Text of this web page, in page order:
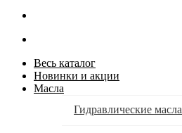
Весь каталог
Новинки и акции
Масла
Гидравлические масла